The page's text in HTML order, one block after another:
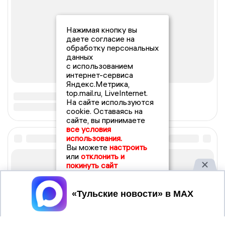
Нажимая кнопку вы
даете согласие на
обработку персональных
данных
с использованием
интернет-сервиса
Яндекс.Метрика,
top.mail.ru, LiveInternet.
На сайте используются
cookie. Оставаясь на
сайте, вы принимаете
все условия
использования.
Вы можете настроить
или отклонить и
покинуть сайт
Принять